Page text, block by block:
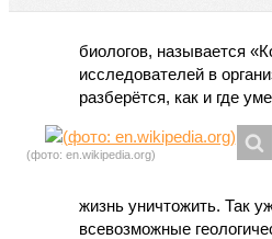
биологов, называется
исследователей в
разберётся, как и где
(фото: en.wikipedia.org)
жизнь уничтожить. Так
всевозможные